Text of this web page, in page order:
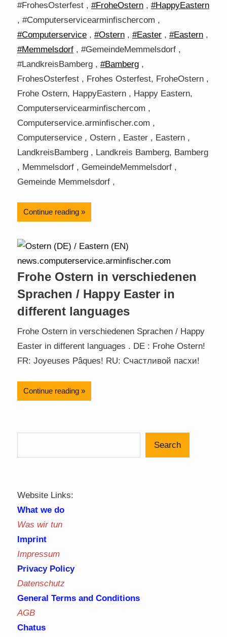
#FrohesOsterfest , #FroheOstern , #HappyEastern
, #Computerservicearminfischercom ,
#Computerservice , #Ostern , #Easter , #Eastern ,
#Memmelsdorf , #GemeindeMemmelsdorf ,
#LandkreisBamberg , #Bamberg ,
FrohesOsterfest , Frohes Osterfest, FroheOstern ,
Frohe Ostern, HappyEastern , Happy Eastern,
Computerservicearminfischercom ,
Computerservice.arminfischer.com ,
Computerservice , Ostern , Easter , Eastern ,
LandkreisBamberg , Landkreis Bamberg, Bamberg
, Memmelsdorf , GemeindeMemmelsdorf ,
Gemeinde Memmelsdorf ,
Continue reading
Frohe Ostern in verschiedenen
Sprachen / Happy Easter in
different languages
Frohe Ostern in verschiedenen Sprachen / Happy
Easter in different languages . DE : Frohe Ostern!
FR: Joyeuses Pâques! RU: Счастливой пасхи!
Continue reading
Search
Website Links:
What we do
Was wir tun
Imprint
Impressum
Privacy Policy
Datenschutz
General Terms and Conditions
AGB
Chatus